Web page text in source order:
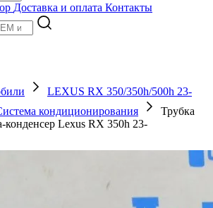
Доставка и оплата Контакты
LEXUS RX 350/350h/500h 23-
кондиционирования
Трубка
конденсер Lexus RX 350h 23-